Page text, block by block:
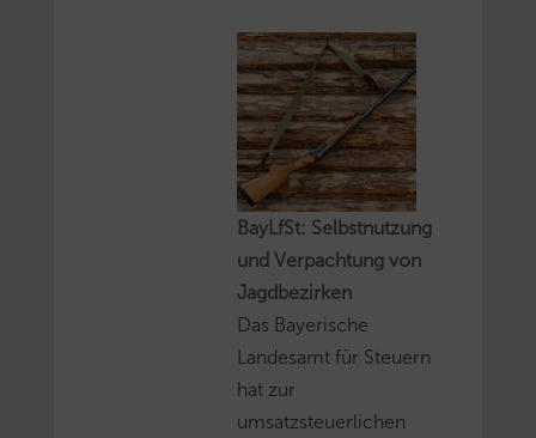
BayLfSt: Selbstnutzung
und Verpachtung von
Jagdbezirken
Das Bayerische
Landesamt für Steuern
hat zur
umsatzsteuerlichen